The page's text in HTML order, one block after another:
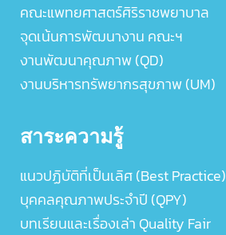
คณะแพทยศาสตร์ศิริราชพยาบาล
จุดเน้นการพัฒนางาน คณะฯ
งานพัฒนาคุณภาพ (QD)
งานบริหารทรัพยากรสุขภาพ (UM)
สาระความรู้
แนวปฏิบัติที่เป็นเลิศ (Best Practice)
บุคคลคุณภาพประจำปี (QPY)
บทเรียนและเรื่องเล่า Quality Fair